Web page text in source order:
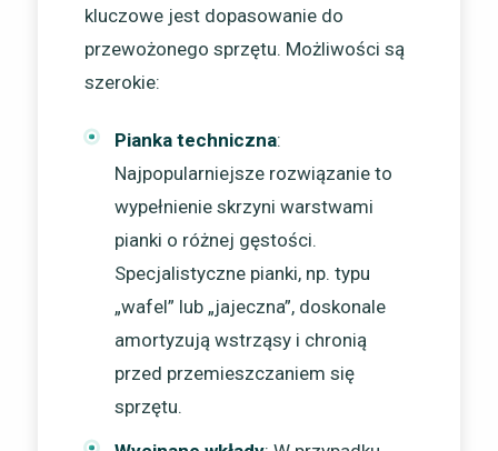
kluczowe jest dopasowanie do
przewożonego sprzętu. Możliwości są
szerokie:
Pianka techniczna:
Najpopularniejsze rozwiązanie to
wypełnienie skrzyni warstwami
pianki o różnej gęstości.
Specjalistyczne pianki, np. typu
„wafel” lub „jajeczna”, doskonale
amortyzują wstrząsy i chronią
przed przemieszczaniem się
sprzętu.